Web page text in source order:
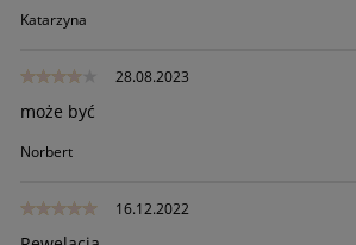
Katarzyna
28.08.2023
może być
Norbert
16.12.2022